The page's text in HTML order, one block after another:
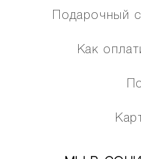
Подарочный
Как